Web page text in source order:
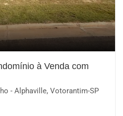
à Venda com
- Alphaville, Votorantim-SP